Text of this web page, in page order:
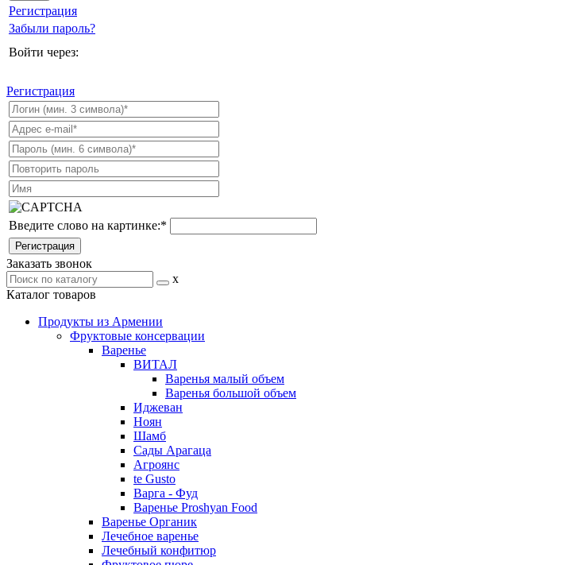
Регистрация
Забыли пароль?
Войти через:
Регистрация
Введите слово на картинке:*
Заказать звонок
x
Каталог товаров
Продукты из Армении
Фруктовые консервации
Варенье
ВИТАЛ
Варенья малый объем
Варенья большой объем
Иджеван
Ноян
Шамб
Сады Арагаца
Агроянс
te Gusto
Варга - Фуд
Варенье Proshyan Food
Варенье Органик
Лечебное варенье
Лечебный конфитюр